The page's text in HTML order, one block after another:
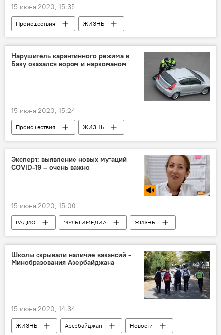
15 июня 2020, 15:35
Происшествия
ЖИЗНЬ
Азербайджан
Новости
землетрясение
Нарушитель карантинного режима в
Баку оказался вором и наркоманом
15 июня 2020, 15:24
Происшествия
ЖИЗНЬ
Азербайджан
Новости
Наркотики
Эксперт: выявление новых мутаций
COVID-19 – очень важно
15 июня 2020, 15:00
РАДИО МУЛЬТИМЕДИА
ЖИЗНЬ
Здоровье
Новости мира
Азербайджан
Школы скрывали наличие вакансий -
Минобразования Азербайджана
15 июня 2020, 14:34
ЖИЗНЬ Азербайджан
Новости